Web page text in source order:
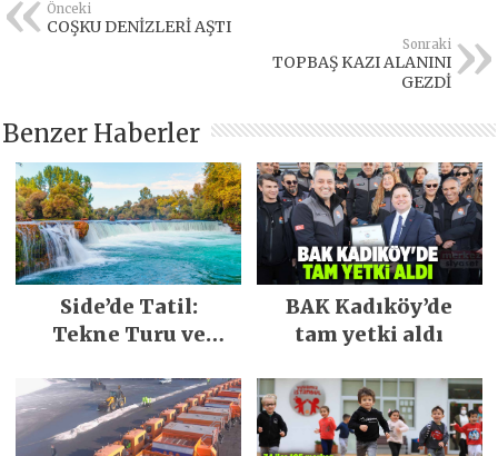
Önceki
COŞKU DENİZLERİ AŞTI
Sonraki
TOPBAŞ KAZI ALANINI
GEZDİ
Benzer Haberler
Side’de Tatil:
Tekne Turu ve
BAK Kadıköy’de
tam yetki aldı